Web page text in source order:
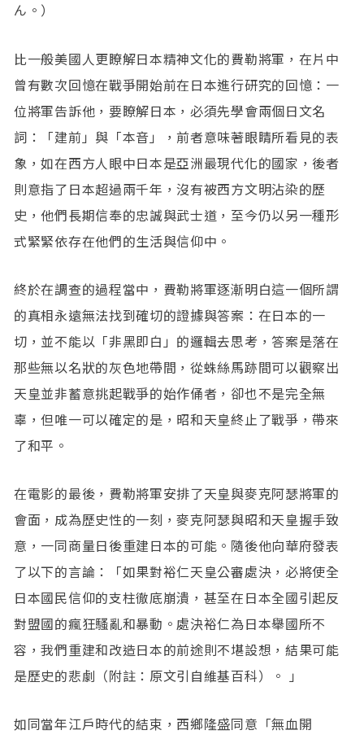
ん。）
比一般美國人更瞭解日本精神文化的費勒將軍，在片中
曾有數次回憶在戰爭開始前在日本進行研究的回憶：一
位將軍告訴他，要瞭解日本，必須先學會兩個日文名
詞：「建前」與「本音」，前者意味著眼睛所看見的表
象，如在西方人眼中日本是亞洲最現代化的國家，後者
則意指了日本超過兩千年，沒有被西方文明沾染的歷
史，他們長期信奉的忠誠與武士道，至今仍以另一種形
式緊緊依存在他們的生活與信仰中。
終於在調查的過程當中，費勒將軍逐漸明白這一個所謂
的真相永遠無法找到確切的證據與答案：在日本的一
切，並不能以「非黑即白」的邏輯去思考，答案是落在
那些無以名狀的灰色地帶間，從蛛絲馬跡間可以觀察出
天皇並非蓄意挑起戰爭的始作俑者，卻也不是完全無
辜，但唯一可以確定的是，昭和天皇終止了戰爭，帶來
了和平。
在電影的最後，費勒將軍安排了天皇與麥克阿瑟將軍的
會面，成為歷史性的一刻，麥克阿瑟與昭和天皇握手致
意，一同商量日後重建日本的可能。隨後他向華府發表
了以下的言論：「如果對裕仁天皇公審處決，必將使全
日本國民信仰的支柱徹底崩潰，甚至在日本全國引起反
對盟國的瘋狂騷亂和暴動。處決裕仁為日本舉國所不
容，我們重建和改造日本的前途則不堪設想，結果可能
是歷史的悲劇（附註：原文引自維基百科）。 」
如同當年江戶時代的結束，西鄉隆盛同意「無血開